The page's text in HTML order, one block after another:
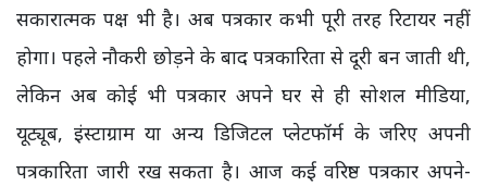
सकारात्मक पक्ष भी है। अब पत्रकार कभी पूरी तरह रिटायर नहीं
होगा। पहले नौकरी छोड़ने के बाद पत्रकारिता से दूरी बन जाती थी,
लेकिन अब कोई भी पत्रकार अपने घर से ही सोशल मीडिया,
यूट्यूब, इंस्टाग्राम या अन्य डिजिटल प्लेटफॉर्म के जरिए अपनी
पत्रकारिता जारी रख सकता है। आज कई वरिष्ठ पत्रकार अपने-